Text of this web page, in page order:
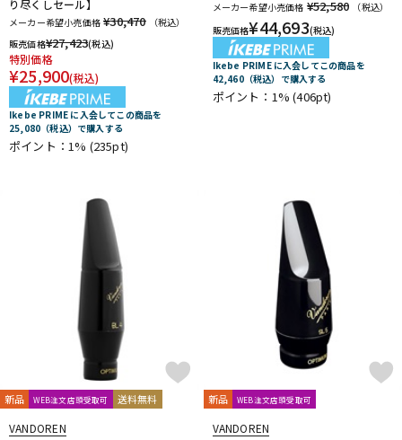
り尽くしセール】
メーカー希望小売価格 ¥30,470
（税込）
販売価格¥27,423(税込)
特別価格
¥25,900(税込)
Ikebe PRIME に入会してこの商品を
25,080（税込）で購入する
ポイント：1% (235pt)
メーカー希望小売価格 ¥52,580
（税込）
販売価格¥44,693(税込)
Ikebe PRIME に入会してこの商品を
42,460（税込）で購入する
ポイント：1%(406pt)
新品 WEB注文店頭受取可 送料無料
VANDOREN
新品 WEB注文店頭受取可
VANDOREN